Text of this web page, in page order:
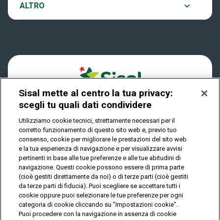
Play Your Date
Dove si gioca
Quanto si vince
Come riscuotere
ALTRO
Notifiche
Privacy
IL GIOCO È VIETATO AI MINORI E PUÒ CAUSARE
DIPENDENZA PATOLOGICA
© Copyright Sisal Italia S.p.A. - P.I. 02433760135
Privacy Cookies
Mappa
del
sito
Sisal mette al centro la tua privacy:
scegli tu quali dati condividere
Utilizziamo cookie tecnici, strettamente necessari per il
corretto funzionamento di questo sito web e, previo tuo
consenso, cookie per migliorare le prestazioni del sito web
e la tua esperienza di navigazione e per visualizzare avvisi
pertinenti in base alle tue preferenze e alle tue abitudini di
navigazione. Questi cookie possono essere di prima parte
(cioè gestiti direttamente da noi) o di terze parti (cioè gestiti
da terze parti di fiducia). Puoi scegliere se accettare tutti i
cookie oppure puoi selezionare le tue preferenze per ogni
categoria di cookie cliccando su "Impostazioni cookie".
Puoi procedere con la navigazione in assenza di cookie